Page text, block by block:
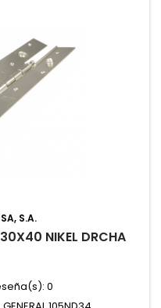
S.A.
NIKEL DRCHA
0